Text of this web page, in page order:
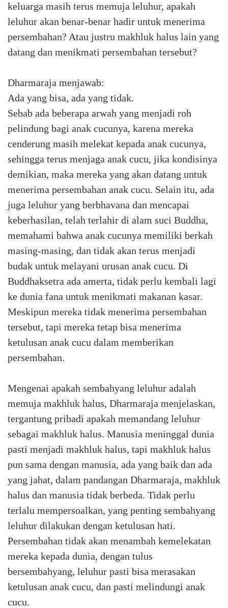
keluarga masih terus memuja leluhur, apakah
leluhur akan benar-benar hadir untuk menerima
persembahan? Atau justru makhluk halus lain yang
datang dan menikmati persembahan tersebut?
Dharmaraja menjawab:
Ada yang bisa, ada yang tidak.
Sebab ada beberapa arwah yang menjadi roh
pelindung bagi anak cucunya, karena mereka
cenderung masih melekat kepada anak cucunya,
sehingga terus menjaga anak cucu, jika kondisinya
demikian, maka mereka yang akan datang untuk
menerima persembahan anak cucu. Selain itu, ada
juga leluhur yang berbhavana dan mencapai
keberhasilan, telah terlahir di alam suci Buddha,
memahami bahwa anak cucunya memiliki berkah
masing-masing, dan tidak akan terus menjadi
budak untuk melayani urusan anak cucu. Di
Buddhaksetra ada amerta, tidak perlu kembali lagi
ke dunia fana untuk menikmati makanan kasar.
Meskipun mereka tidak menerima persembahan
tersebut, tapi mereka tetap bisa menerima
ketulusan anak cucu dalam memberikan
persembahan.
Mengenai apakah sembahyang leluhur adalah
memuja makhluk halus, Dharmaraja menjelaskan,
tergantung pribadi apakah memandang leluhur
sebagai makhluk halus. Manusia meninggal dunia
pasti menjadi makhluk halus, tapi makhluk halus
pun sama dengan manusia, ada yang baik dan ada
yang jahat, dalam pandangan Dharmaraja, makhluk
halus dan manusia tidak berbeda. Tidak perlu
terlalu mempersoalkan, yang penting sembahyang
leluhur dilakukan dengan ketulusan hati.
Persembahan tidak akan menambah kemelekatan
mereka kepada dunia, dengan tulus
bersembahyang, leluhur pasti bisa merasakan
ketulusan anak cucu, dan pasti melindungi anak
cucu.